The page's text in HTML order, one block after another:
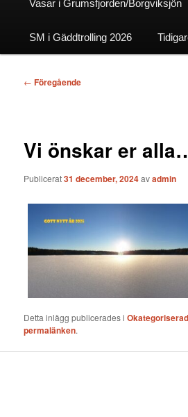
Vasar i Grumsfjorden/Borgviksjön
SM i Gäddtrolling 2026
Inläggsnavigering
← Föregående
Vi önskar er
Publicerat31 december, 2024avadmin
Detta inlägg publicerades i
permalänken.